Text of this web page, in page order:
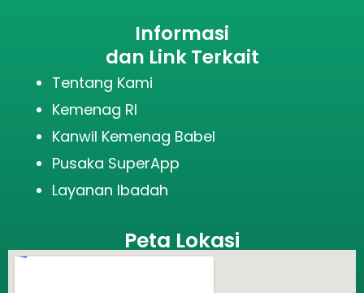
Informasi
dan Link Terkait
Tentang Kami
Kemenag RI
Kanwil Kemenag Babel
Pusaka SuperApp
Layanan Ibadah
Peta Lokasi